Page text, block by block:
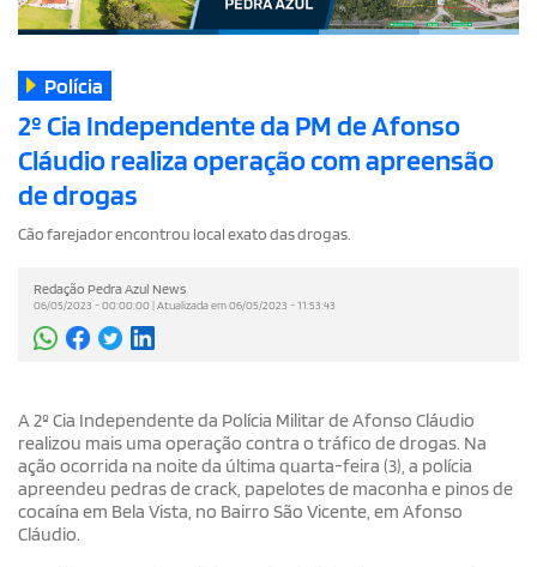
Polícia
2º Cia Independente da PM de Afonso
Cláudio realiza operação com apreensão
de drogas
Cão farejador encontrou local exato das drogas.
Redação Pedra Azul News
06/05/2023 - 00:00:00 | Atualizada em 06/05/2023 - 11:53:43
A 2º Cia Independente da Polícia Militar de Afonso Cláudio
realizou mais uma operação contra o tráfico de drogas. Na
ação ocorrida na noite da última quarta-feira (3), a polícia
apreendeu pedras de crack, papelotes de maconha e pinos de
cocaína em Bela Vista, no Bairro São Vicente, em Afonso
Cláudio.